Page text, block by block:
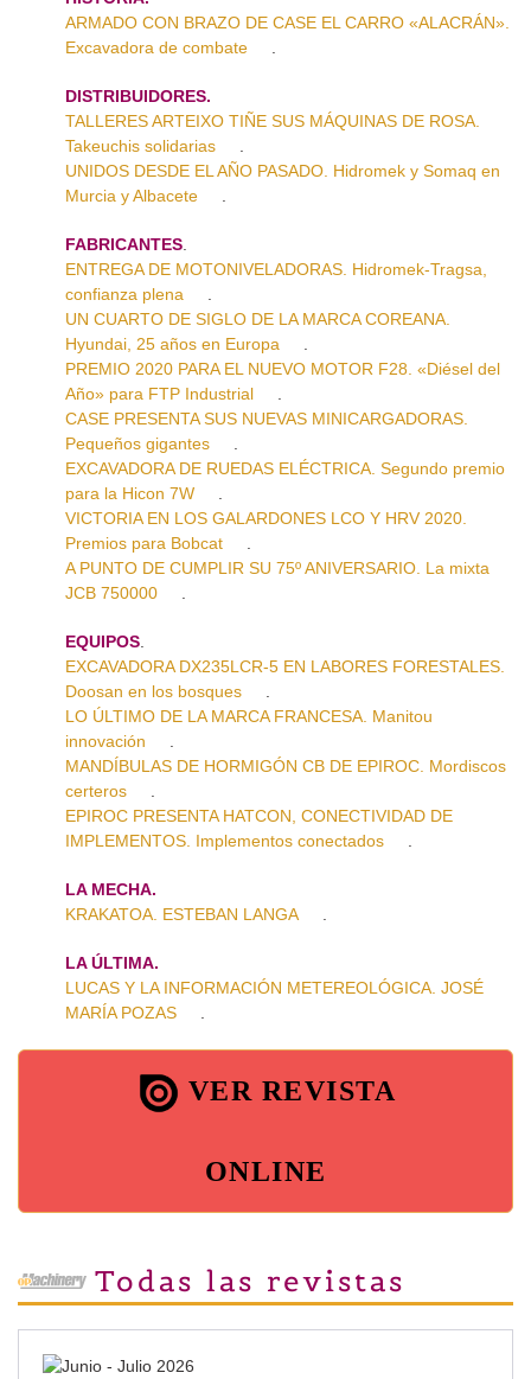
ARMADO CON BRAZO DE CASE EL CARRO «ALACRÁN».
Excavadora de combate
DISTRIBUIDORES.
TALLERES ARTEIXO TIÑE SUS MÁQUINAS DE ROSA.
Takeuchis solidarias
UNIDOS DESDE EL AÑO PASADO. Hidromek y Somaq en
Murcia y Albacete
FABRICANTES
ENTREGA DE MOTONIVELADORAS. Hidromek-Tragsa,
confianza plena
UN CUARTO DE SIGLO DE LA MARCA COREANA.
Hyundai, 25 años en Europa
PREMIO 2020 PARA EL NUEVO MOTOR F28. «Diésel del
Año» para FTP Industrial
CASE PRESENTA SUS NUEVAS MINICARGADORAS.
Pequeños gigantes
EXCAVADORA DE RUEDAS ELÉCTRICA. Segundo premio
para la Hicon 7W
VICTORIA EN LOS GALARDONES LCO Y HRV 2020.
Premios para Bobcat
A PUNTO DE CUMPLIR SU 75º ANIVERSARIO. La mixta
JCB 750000
EQUIPOS
EXCAVADORA DX235LCR-5 EN LABORES FORESTALES.
Doosan en los bosques
LO ÚLTIMO DE LA MARCA FRANCESA. Manitou
innovación
MANDÍBULAS DE HORMIGÓN CB DE EPIROC. Mordiscos
certeros
EPIROC PRESENTA HATCON, CONECTIVIDAD DE
IMPLEMENTOS. Implementos conectados
LA MECHA.
KRAKATOA. ESTEBAN LANGA
LA ÚLTIMA.
LUCAS Y LA INFORMACIÓN METEREOLÓGICA. JOSÉ
MARÍA POZAS
VER REVISTA
ONLINE
Todas las revistas